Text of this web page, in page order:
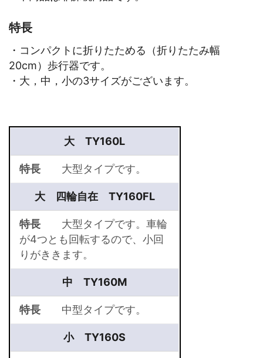
特長
・コンパクトに折りたためる（折りたたみ幅
20cm）歩行器です。
・大，中，小の3サイズがございます。
大 TY160L
特長 大型タイプです。
大 四輪自在 TY160FL
特長 大型タイプです。車輪
が4つとも回転するので、小回
りがききます。
中 TY160M
特長 中型タイプです。
小 TY160S